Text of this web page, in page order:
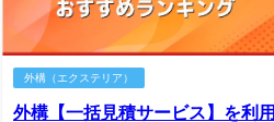
外構（エクステリア）
外構【一括見積サービス】を利用